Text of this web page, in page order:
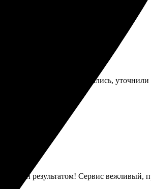
на сайте. Ребята связались, уточнили
результатом! Сервис вежливый,